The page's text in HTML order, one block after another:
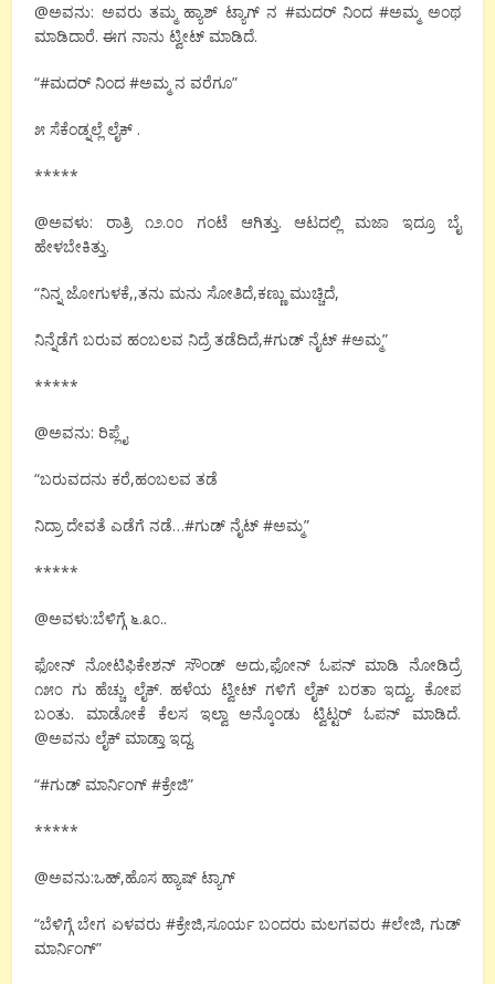
@ಅವನು: ಅವರು ತಮ್ಮ ಹ್ಯಾಶ್ ಟ್ಯಾಗ್ ನ #ಮದರ್ ನಿಂದ #ಅಮ್ಮ ಅಂಥ
ಮಾಡಿದಾರೆ. ಈಗ ನಾನು ಟ್ವೀಟ್ ಮಾಡಿದೆ.
“#ಮದರ್ ನಿಂದ #ಅಮ್ಮ ನ ವರೆಗೂ”
೫ ಸೆಕೆಂಡ್ನಲ್ಲೆ ಲೈಕ್ .
*****
@ಅವಳು: ರಾತ್ರಿ ೧೨.೦೦ ಗಂಟೆ ಆಗಿತ್ತು. ಆಟದಲ್ಲಿ ಮಜಾ ಇದ್ರೂ ಬೈ
ಹೇಳಬೇಕಿತ್ತು.
“ನಿನ್ನ ಜೋಗುಳಕೆ,,ತನು ಮನು ಸೋತಿದೆ,ಕಣ್ಣು ಮುಚ್ಚಿದೆ,
ನಿನ್ನೆಡೆಗೆ ಬರುವ ಹಂಬಲವ ನಿದ್ರೆ ತಡೆದಿದೆ,#ಗುಡ್ ನೈಟ್ #ಅಮ್ಮ”
*****
@ಅವನು: ರಿಪ್ಲೈ
“ಬರುವದನು ಕರೆ,ಹಂಬಲವ ತಡೆ
ನಿದ್ರಾ ದೇವತೆ ಎಡೆಗೆ ನಡೆ…#ಗುಡ್ ನೈಟ್ #ಅಮ್ಮ”
*****
@ಅವಳು:ಬೆಳಿಗ್ಗೆ ೬.೩೦..
ಫೋನ್ ನೋಟಿಫಿಕೇಶನ್ ಸೌಂಡ್ ಅದು,ಫೋನ್ ಓಪನ್ ಮಾಡಿ ನೋಡಿದ್ರೆ
೧೫೦ ಗು ಹೆಚ್ಚು ಲೈಕ್. ಹಳೆಯ ಟ್ವೀಟ್ ಗಳಿಗೆ ಲೈಕ್ ಬರತಾ ಇದ್ವು. ಕೋಪ
ಬಂತು. ಮಾಡೋಕೆ ಕೆಲಸ ಇಲ್ವಾ ಅನ್ಕೊಂಡು ಟ್ವಿಟ್ಟರ್ ಓಪನ್ ಮಾಡಿದೆ.
@ಅವನು ಲೈಕ್ ಮಾಡ್ತಾ ಇದ್ದ.
“#ಗುಡ್ ಮಾರ್ನಿಂಗ್ #ಕ್ರೇಜಿ”
*****
@ಅವನು:ಒಹ್,ಹೊಸ ಹ್ಯಾಷ್ ಟ್ಯಾಗ್
“ಬೆಳಿಗ್ಗೆ ಬೇಗ ಏಳವರು #ಕ್ರೇಜಿ,ಸೂರ್ಯ ಬಂದರು ಮಲಗವರು #ಲೇಜಿ, ಗುಡ್
ಮಾರ್ನಿಂಗ್”